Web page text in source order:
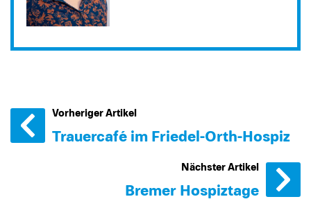
Vorheriger Artikel
Trauercafé im Friedel-Orth-Hospiz
Nächster Artikel
Bremer Hospiztage